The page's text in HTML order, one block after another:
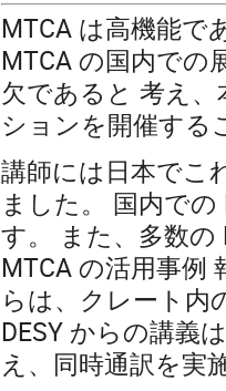
MTCA は高機能で
MTCA の国内での
欠であると 考え
ションを開催する
講師には日本でこ
ました。 国内で
す。 また、多数の
MTCA の活用事例
らは、クレート内
DESY からの講義
え、同時通訳を実